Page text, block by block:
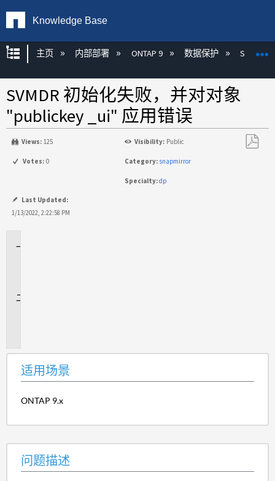
Knowledge Base
扩展/隐缩全局层次
主页 内部部署 ONTAP 9 数据保护
SVMDR 初始化失败，并对对象
"publickey _ui" 应用错误
Views: 125 Visibility: Public
Votes: 0 Category: snapmirror
Specialty:dp
Last Updated:
1/13/2022, 2:22:58 PM
适用场景
ONTAP 9.x
问题描述